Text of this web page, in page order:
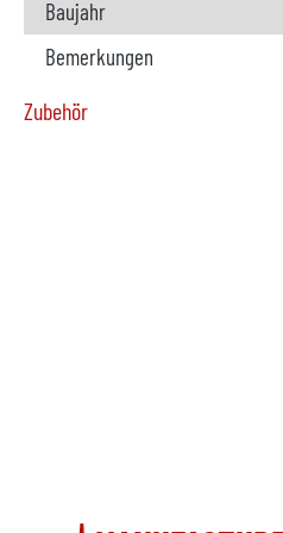
Baujahr
Bemerkungen
Zubehör